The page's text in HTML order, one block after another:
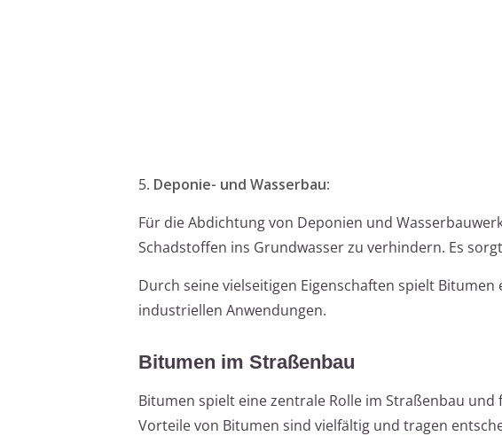
5. Deponie- und Wasserbau:
Für die Abdichtung von Deponien und
Schadstoffen ins Grundwasser zu verhindern. Es
Durch seine vielseitigen Eigenschaften spielt
industriellen Anwendungen.
Bitumen im Straßenbau
Bitumen spielt eine zentrale Rolle im Straßenbau
Vorteile von Bitumen sind vielfältig und tragen